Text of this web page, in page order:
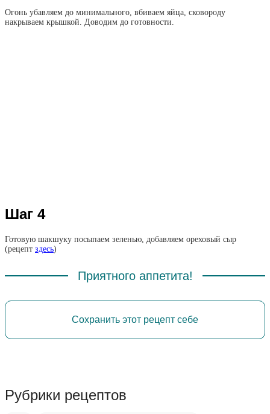
Огонь убавляем до минимального, вбиваем яйца, сковороду
накрываем крышкой. Доводим до готовности.
Шаг 4
Готовую шакшуку посыпаем зеленью, добавляем ореховый сыр
(рецепт здесь)
Приятного аппетита!
Сохранить этот рецепт себе
Рубрики рецептов